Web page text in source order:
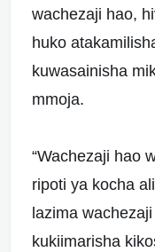
wachezaji hao,
huko
kuwasainisha
mmoja.
“Wachezaji hao
ripoti ya kocha
lazima
kukiimarisha